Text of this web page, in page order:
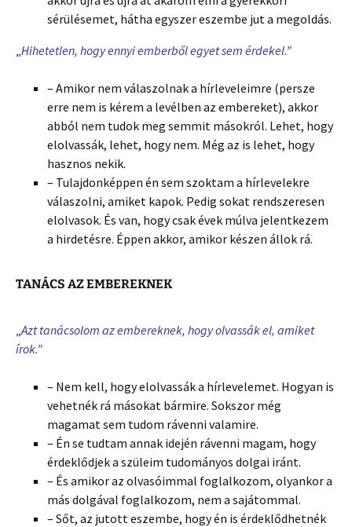
sérülésemet, hátha egyszer eszembe jut a megoldás.
Hihetetlen, hogy ennyi emberből egyet sem érdekel.”
– Amikor nem válaszolnak a hírleveleimre (persze
erre nem is kérem a levélben az embereket), akkor
abból nem tudok meg semmit másokról. Lehet, hogy
elolvassák, lehet, hogy nem. Még az is lehet, hogy
hasznos nekik.
– Tulajdonképpen én sem szoktam a hírlevelekre
válaszolni, amiket kapok. Pedig sokat rendszeresen
elolvasok. És van, hogy csak évek múlva jelentkezem
a hirdetésre. Éppen akkor, amikor készen állok rá.
TANÁCS AZ EMBEREKNEK
Azt tanácsolom az embereknek, hogy olvassák el, amiket
írok.”
– Nem kell, hogy elolvassák a hírlevelemet. Hogyan is
vehetnék rá másokat bármire. Sokszor még
magamat sem tudom rávenni valamire.
– Én se tudtam annak idején rávenni magam, hogy
érdeklődjek a szüleim tudományos dolgai iránt.
– És amikor az olvasóimmal foglalkozom, olyankor a
más dolgával foglalkozom, nem a sajátommal.
– Sőt, az jutott eszembe, hogy én is érdeklődhetnék